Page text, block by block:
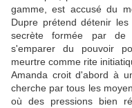
gamme, est accusé du
Dupre prétend détenir
secrète formée par de
s'emparer du pouvoir
meurtre comme rite
Amanda croit d'abord à
cherche par tous les
où des pressions bien